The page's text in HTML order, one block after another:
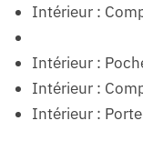
Intérieur :
Intérieur :
Intérieur :
Intérieur :